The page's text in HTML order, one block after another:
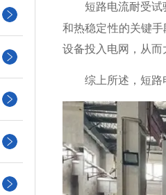
短路电流耐受
和热稳定性的关键
设备投入电网，从
综上所述，短